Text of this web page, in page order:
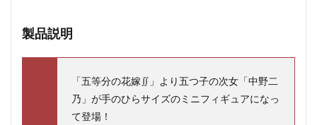
製品説明
「五等分の花嫁∬」より五つ子の次女「中野二
乃」が手のひらサイズのミニフィギュアになっ
て登場！